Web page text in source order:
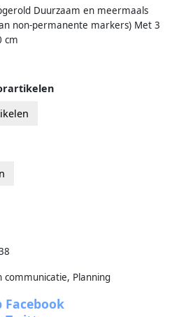
Duurzaam en meermaals
non-permanente markers) Met 3
cm
communicatie, Planning